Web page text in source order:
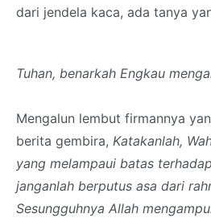
dari jendela kaca, ada tanya
Tuhan, benarkah Engkau
Mengalun lembut firmannya
berita gembira, Katakanlah,
yang melampaui batas
janganlah berputus asa dari
Sesungguhnya Allah